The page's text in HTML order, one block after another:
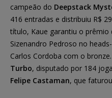
campeão do Deepstack
416 entradas e distribuiu R$
título, Kaue garantiu o prêmio
Sizenandro Pedroso no
Carlos Cordoba com o bronze.
Turbo, disputado por 184
Felipe Castaman, que faturou